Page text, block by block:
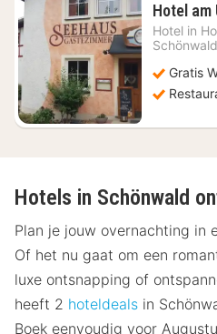
Hotel am
Hotel in
Schönwald
Gratis
Hotels in Schönwald
Plan je jouw overnachting in
Of het nu gaat om een
luxe ontsnapping of
heeft 2 hoteldeals in
Boek eenvoudig voor